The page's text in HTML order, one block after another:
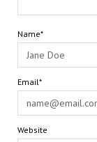
Name*
Email*
Website